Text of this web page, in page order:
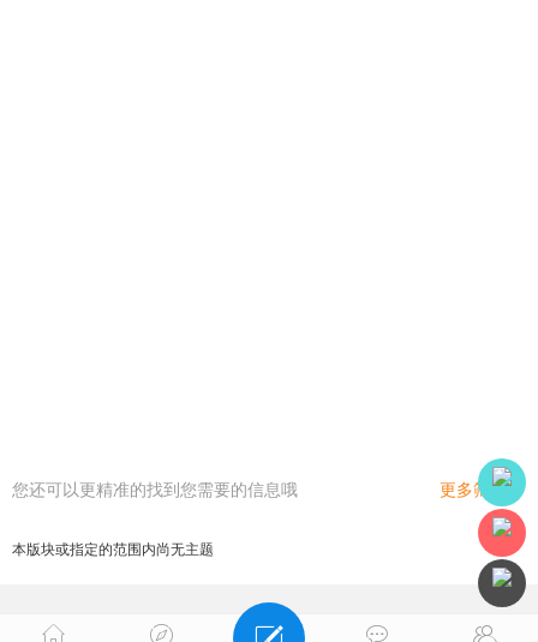
您还可以更精准的找到您需要的信息哦 更多筛选
本版块或指定的范围内尚无主题